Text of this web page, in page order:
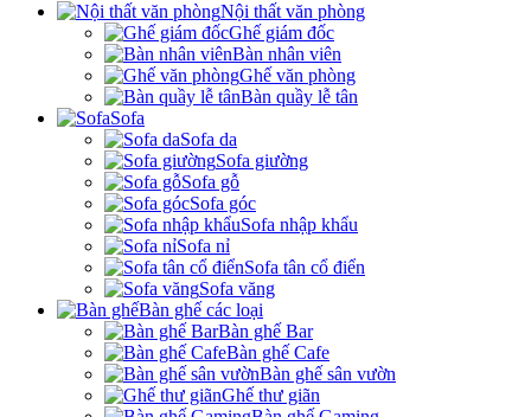
Nội thất văn phòng
Ghế giám đốc
Bàn nhân viên
Ghế văn phòng
Bàn quầy lễ tân
Sofa
Sofa da
Sofa giường
Sofa gỗ
Sofa góc
Sofa nhập khẩu
Sofa nỉ
Sofa tân cổ điển
Sofa văng
Bàn ghế các loại
Bàn ghế Bar
Bàn ghế Cafe
Bàn ghế sân vườn
Ghế thư giãn